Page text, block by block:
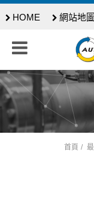
HOME 網站地圖
首頁